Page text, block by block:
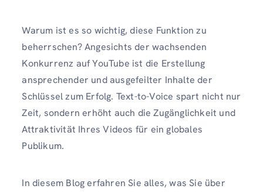
Warum ist es so wichtig, diese Funktion zu
beherrschen? Angesichts der wachsenden
Konkurrenz auf YouTube ist die Erstellung
ansprechender und ausgefeilter Inhalte der
Schlüssel zum Erfolg. Text-to-Voice spart nicht nur
Zeit, sondern erhöht auch die Zugänglichkeit und
Attraktivität Ihres Videos für ein globales
Publikum.
In diesem Blog erfahren Sie alles, was Sie über